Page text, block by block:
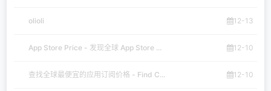
olioli 12-13
App Store Price - 发现全球 App Store ... 12-10
查找全球最便宜的应用订阅价格 - Find C... 12-10